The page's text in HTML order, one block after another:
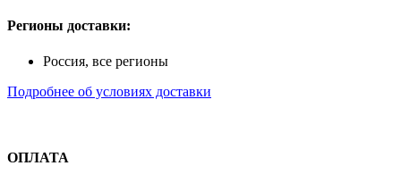
Регионы доставки:
Россия, все регионы
Подробнее об условиях доставки
ОПЛАТА